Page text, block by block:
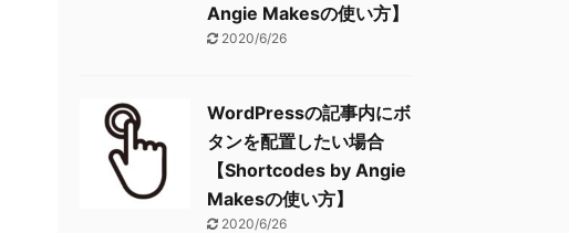
Angie Makesの使い方】
2020/6/26
WordPressの記事内にボ
タンを配置したい場合
【Shortcodes by Angie
Makesの使い方】
2020/6/26